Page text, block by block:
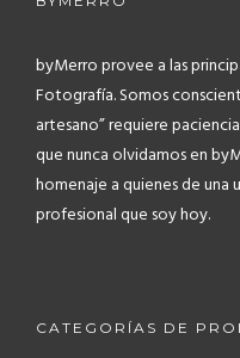
byMerro provee a las
Fotografía.Somos
artesano” requiere
que nunca olvidamos en
homenaje a quienes de una
profesional que soy hoy.
CATEGORÍAS DE